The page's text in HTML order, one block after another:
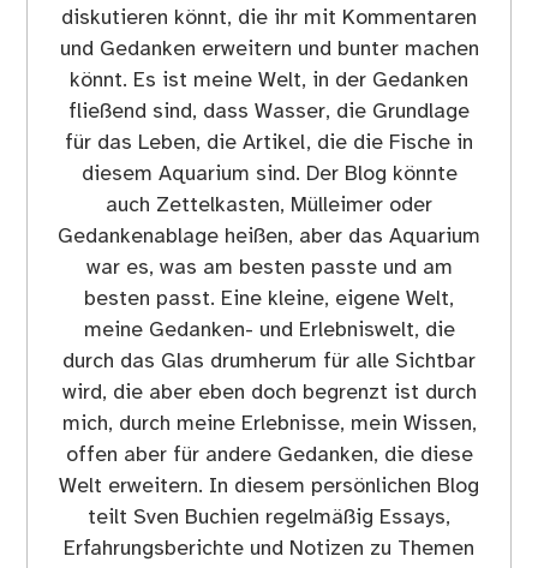
diskutieren könnt, die ihr mit Kommentaren
und Gedanken erweitern und bunter machen
könnt. Es ist meine Welt, in der Gedanken
fließend sind, dass Wasser, die Grundlage
für das Leben, die Artikel, die die Fische in
diesem Aquarium sind. Der Blog könnte
auch Zettelkasten, Mülleimer oder
Gedankenablage heißen, aber das Aquarium
war es, was am besten passte und am
besten passt. Eine kleine, eigene Welt,
meine Gedanken- und Erlebniswelt, die
durch das Glas drumherum für alle Sichtbar
wird, die aber eben doch begrenzt ist durch
mich, durch meine Erlebnisse, mein Wissen,
offen aber für andere Gedanken, die diese
Welt erweitern. In diesem persönlichen Blog
teilt Sven Buchien regelmäßig Essays,
Erfahrungsberichte und Notizen zu Themen